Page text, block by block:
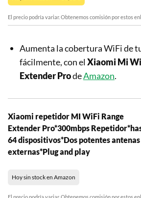
El precio podría variar. Obtenemos comisión por estos
Aumenta la cobertura WiFi de
fácilmente, con el Xiaomi Mi
Extender ProdeAmazon.
Xiaomi repetidor MI WiFi Range
Extender Pro*300mbps
64 dispositivos*Dos potentes antenas
externas*Plug and play
Hoy sin stock en Amazon
El precio podría variar. Obtenemos comisión por estos